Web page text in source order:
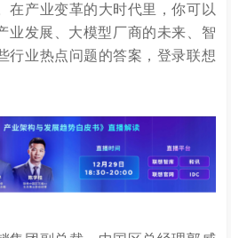
在产业变革的大时代里，你可以
业发展、大模型厂商的未来、智
行业热点问题的答案，登录联想